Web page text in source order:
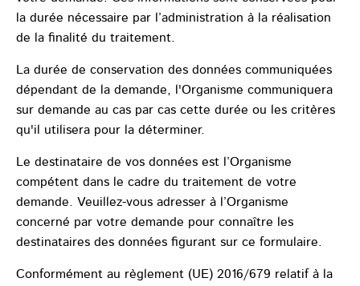
la durée nécessaire par l’administration à la réalisation
de la finalité du traitement.
La durée de conservation des données communiquées
dépendant de la demande, l'Organisme communiquera
sur demande au cas par cas cette durée ou les critères
qu'il utilisera pour la déterminer.
Le destinataire de vos données est l’Organisme
compétent dans le cadre du traitement de votre
demande. Veuillez-vous adresser à l’Organisme
concerné par votre demande pour connaître les
destinataires des données figurant sur ce formulaire.
Conformément au règlement (UE) 2016/679 relatif à la